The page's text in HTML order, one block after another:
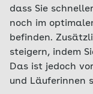
dass Sie
noch im
befinden.
steigern, indem
Das ist jedoch
und Läuferinnen